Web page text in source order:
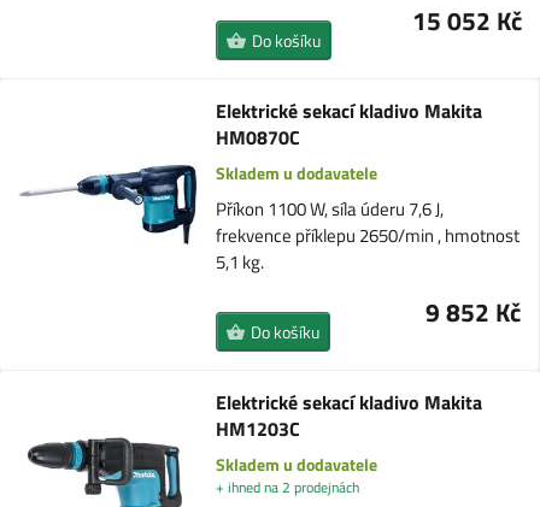
15 052 Kč
Do košíku
Elektrické sekací kladivo Makita
HM0870C
Skladem u dodavatele
Příkon 1100 W, síla úderu 7,6 J,
frekvence příklepu 2650/min , hmotnost
5,1 kg.
9 852 Kč
Do košíku
Elektrické sekací kladivo Makita
HM1203C
Skladem u dodavatele
+ ihned na 2 prodejnách